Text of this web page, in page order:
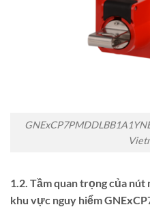
1.2. Tầm quan trọng của
khu vực nguy hiểm